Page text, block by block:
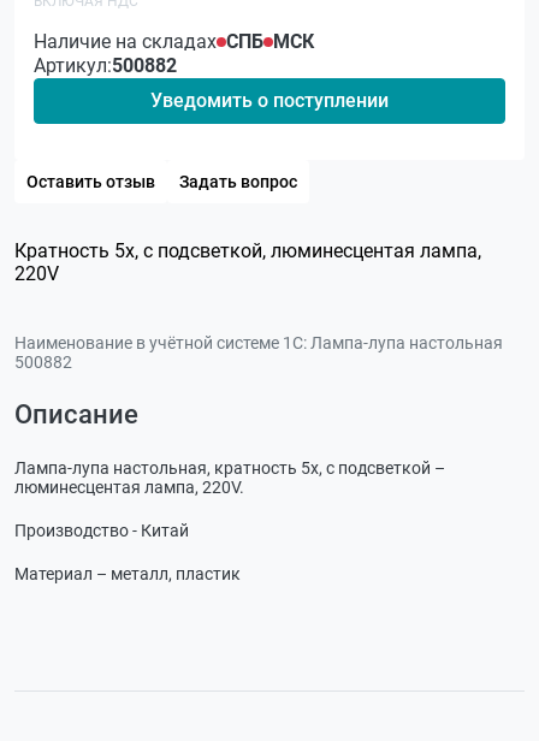
Наличие на складах СПБ МСК
Артикул:500882
Уведомить о поступлении
Оставить отзыв Задать вопрос
Кратность 5х, с подсветкой, люминесцентая лампа,
220V
Наименование в учётной системе 1С: Лампа-лупа настольная
500882
Описание
Лампа-лупа настольная, кратность 5х, с подсветкой –
люминесцентая лампа, 220V.
Производство - Китай
Материал – металл, пластик